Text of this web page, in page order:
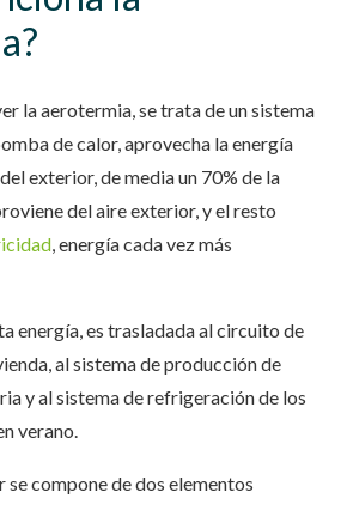
la aerotermia, se trata de un sistema
de calor, aprovecha la energía
exterior, de media un 70% de la
del aire exterior, y el resto
, energía cada vez más
energía, es trasladada al circuito de
al sistema de producción de
y al sistema de refrigeración de los
verano.
se compone de dos elementos